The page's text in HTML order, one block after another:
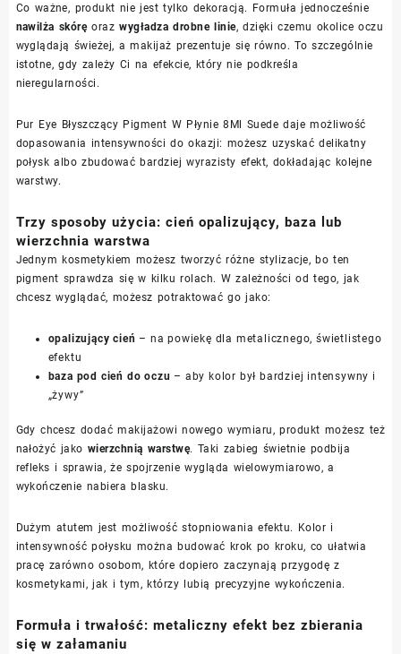
Co ważne, produkt nie jest tylko dekoracją. Formuła jednocześnie
nawilża skóręorazwygładza drobne linie, dzięki czemu okolice oczu
wyglądają świeżej, a makijaż prezentuje się równo. To szczególnie
istotne, gdy zależy Ci na efekcie, który nie podkreśla
nieregularności.
Pur Eye Błyszczący Pigment W Płynie 8Ml Suede daje możliwość
dopasowania intensywności do okazji: możesz uzyskać delikatny
połysk albo zbudować bardziej wyrazisty efekt, dokładając kolejne
warstwy.
Trzy sposoby użycia: cień opalizujący, baza lub
wierzchnia warstwa
Jednym kosmetykiem możesz tworzyć różne stylizacje, bo ten
pigment sprawdza się w kilku rolach. W zależności od tego, jak
chcesz wyglądać, możesz potraktować go jako:
opalizujący cień – na powiekę dla metalicznego, świetlistego
efektu
baza pod cień do oczu – aby kolor był bardziej intensywny i
„żywy”
Gdy chcesz dodać makijażowi nowego wymiaru, produkt możesz też
nałożyć jako wierzchnią warstwę. Taki zabieg świetnie podbija
refleks i sprawia, że spojrzenie wygląda wielowymiarowo, a
wykończenie nabiera blasku.
Dużym atutem jest możliwość stopniowania efektu. Kolor i
intensywność połysku można budować krok po kroku, co ułatwia
pracę zarówno osobom, które dopiero zaczynają przygodę z
kosmetykami, jak i tym, którzy lubią precyzyjne wykończenia.
Formuła i trwałość: metaliczny efekt bez zbierania
się w załamaniu